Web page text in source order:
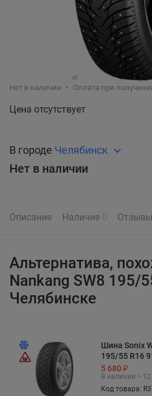
Нет в наличии Оплата при
Цена отсутствует
В городе Челябинск
Нет в наличии
Описание Наличие 0 Отзывы
Альтернатива,
Nankang SW8 195/
Челябинске
Шина Sonix
195/55 R16
5 680 ₽
В наличии > 12
Код товара: